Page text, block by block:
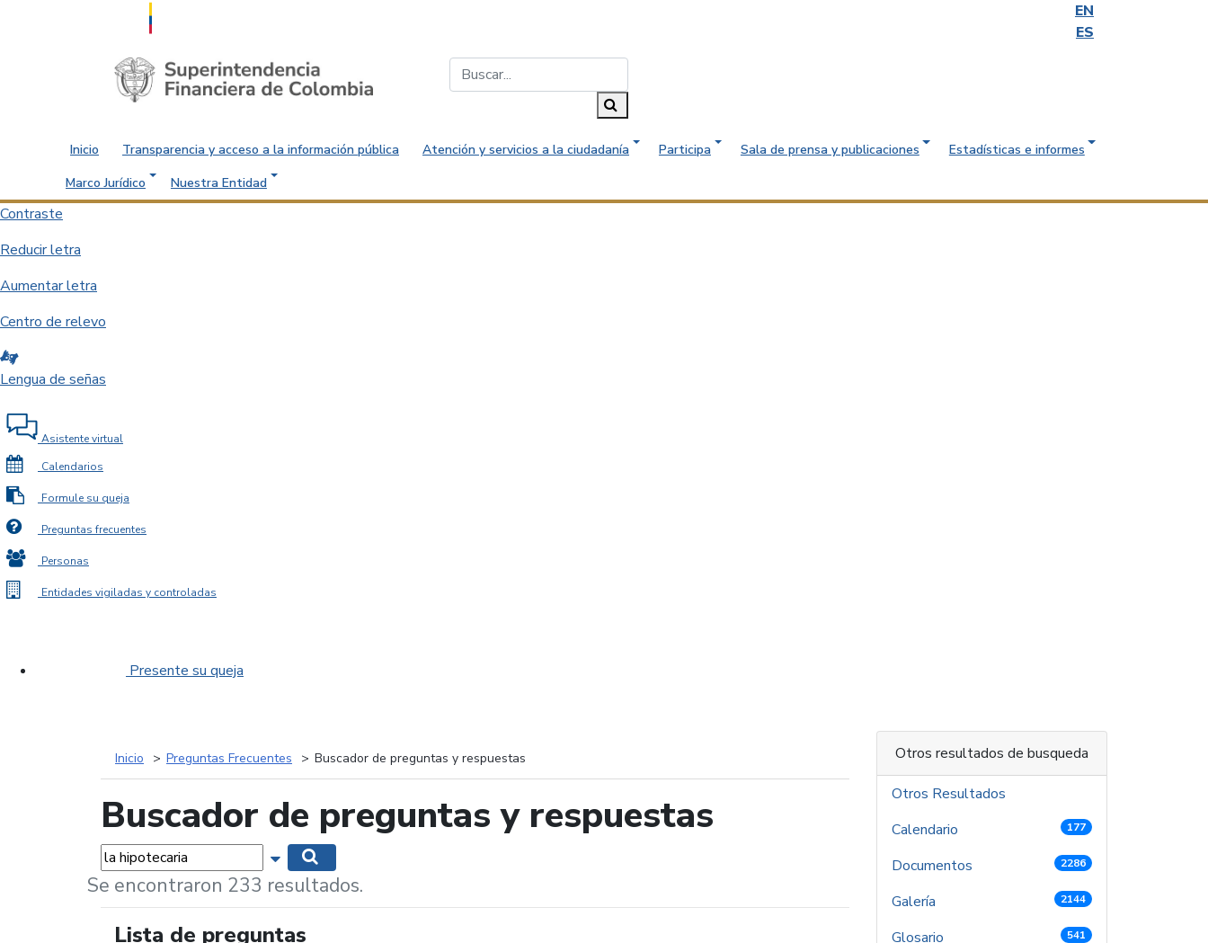
EN
ES
Saltar al contenido principal
Inicio Transparencia y acceso a la información pública Atención y servicios a la ciudadanía Participa Sala de prensa y publicaciones
Estadísticas e informes
Marco Jurídico
Nuestra Entidad
Contraste
Reducir letra
Aumentar letra
Centro de relevo
Lengua de señas
Asistente virtual
Calendarios
Formule su queja
Preguntas frecuentes
Personas
Entidades vigiladas y controladas
Presente su queja
Inicio Preguntas Frecuentes Buscador de preguntas y respuestas
Buscador de preguntas y respuestas
Palabras... Mostrar opciones de búsqueda
Se encontraron 233 resultados.
Lista de preguntas
Otros resultados de busqueda
Otros Resultados
Calendario
177
Documentos 2286
Galería 2144
Glosario 541